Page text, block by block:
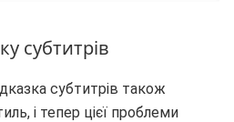
субтитрів
субтитрів також
і тепер цієї проблеми